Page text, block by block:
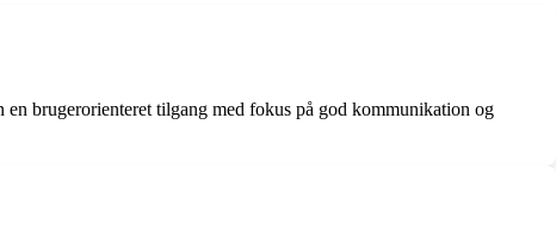
brugerorienteret tilgang med fokus på god kommunikation og